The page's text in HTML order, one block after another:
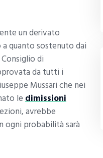
un derivato
quanto sostenuto dai
di
da tutti i
Mussari che nei
ledimissioni
avrebbe
ogni probabilità sarà